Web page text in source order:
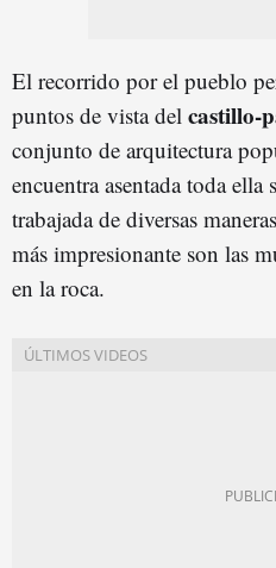
El recorrido por el pueblo
puntos de vista del castillo-
conjunto de arquitectura
encuentra asentada toda ella
trabajada de diversas
más impresionante son las
en la roca.